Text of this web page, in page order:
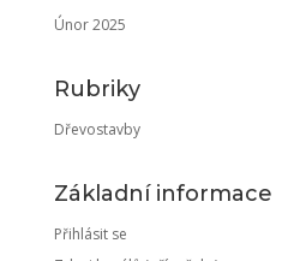
Únor 2025
Rubriky
Dřevostavby
Základní informace
Přihlásit se